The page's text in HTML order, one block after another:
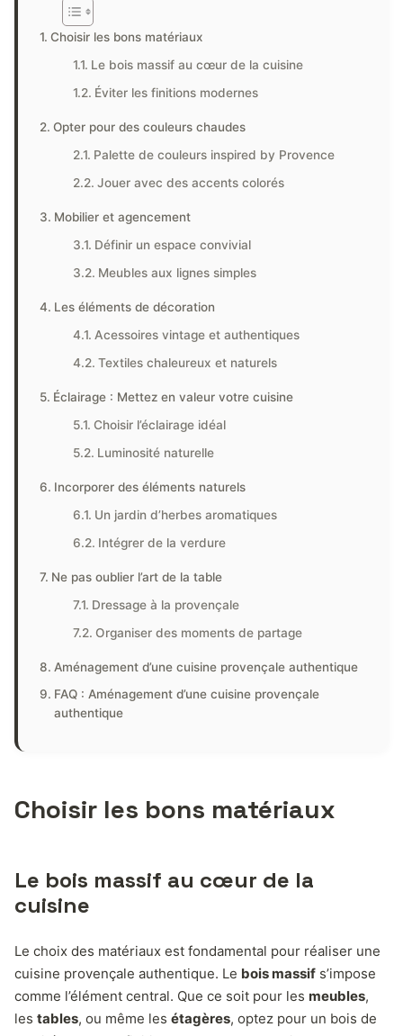
Choisir les bons matériaux
Le bois massif au cœur de la cuisine
Éviter les finitions modernes
Opter pour des couleurs chaudes
Palette de couleurs inspired by Provence
Jouer avec des accents colorés
Mobilier et agencement
Définir un espace convivial
Meubles aux lignes simples
Les éléments de décoration
Acessoires vintage et authentiques
Textiles chaleureux et naturels
Éclairage : Mettez en valeur votre cuisine
Choisir l’éclairage idéal
Luminosité naturelle
Incorporer des éléments naturels
Un jardin d’herbes aromatiques
Intégrer de la verdure
Ne pas oublier l’art de la table
Dressage à la provençale
Organiser des moments de partage
Aménagement d’une cuisine provençale authentique
FAQ : Aménagement d’une cuisine provençale
authentique
Choisir les bons matériaux
Le bois massif au cœur de la
cuisine
Le choix des matériaux est fondamental pour réaliser une
cuisine provençale authentique. Le bois massif s’impose
comme l’élément central. Que ce soit pour les meubles,
les tables, ou même les étagères, optez pour un bois de